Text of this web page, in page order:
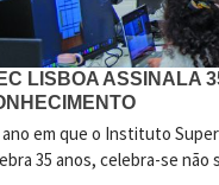
LISBOA ASSINALA
em que o Instituto
35 anos, celebra-se não